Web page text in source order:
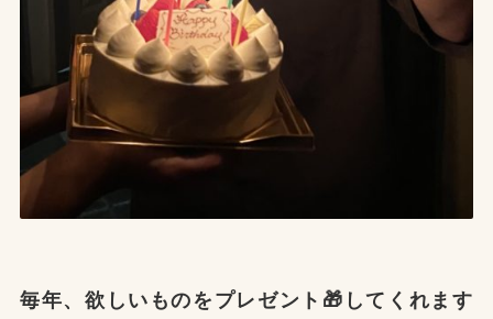
毎年、欲しいものをプレゼント🎁してくれます